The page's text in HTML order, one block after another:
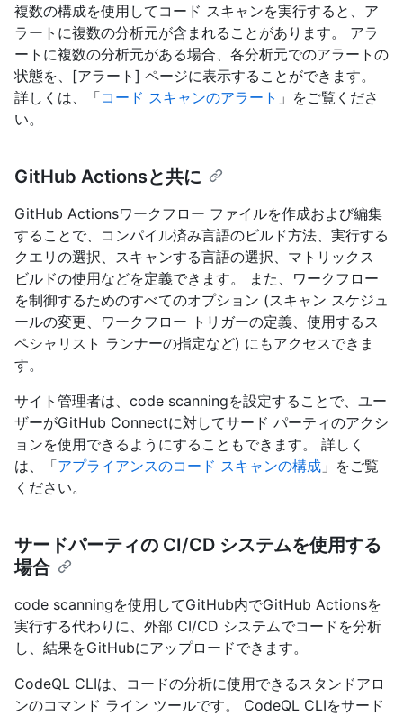
複数の構成を使用してコード スキャンを実行すると、ア
ラートに複数の分析元が含まれることがあります。 アラ
ートに複数の分析元がある場合、各分析元でのアラートの
状態を、[アラート] ページに表示することができます。
詳しくは、「コード スキャンのアラート 」をご覧くださ
い。
GitHub Actionsと共に
GitHub Actionsワークフロー ファイルを作成および編集
することで、コンパイル済み言語のビルド方法、実行する
クエリの選択、スキャンする言語の選択、マトリックス
ビルドの使用などを定義できます。 また、ワークフロー
を制御するためのすべてのオプション (スキャン スケジュ
ールの変更、ワークフロー トリガーの定義、使用するス
ペシャリスト ランナーの指定など) にもアクセスできま
す。
サイト管理者は、code scanningを設定することで、ユー
ザーがGitHub Connectに対してサード パーティのアクシ
ョンを使用できるようにすることもできます。 詳しく
は、「アプライアンスのコード スキャンの構成 」をご覧
ください。
サードパーティの CI/CD システムを使用する
場合
code scanningを使用してGitHub内でGitHub Actionsを
実行する代わりに、外部 CI/CD システムでコードを分析
し、結果をGitHubにアップロードできます。
CodeQL CLIは、コードの分析に使用できるスタンドアロ
ンのコマンド ライン ツールです。 CodeQL CLIをサード